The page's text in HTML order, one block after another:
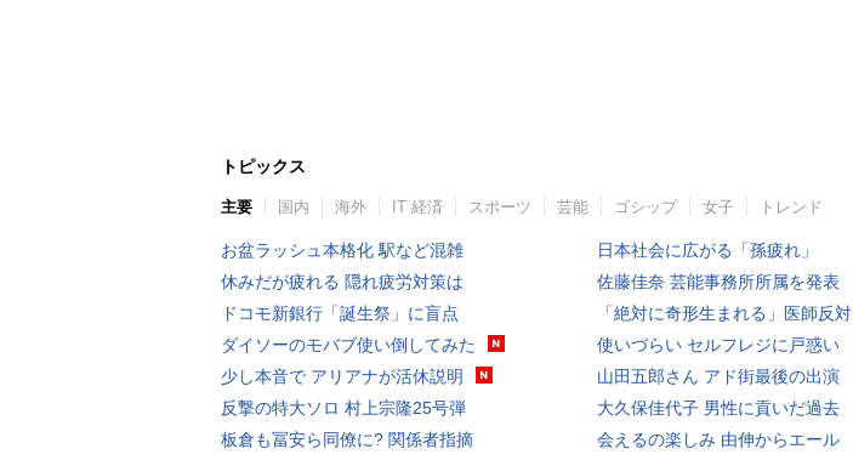
トピックス
主要 国内 海外 IT 経済 スポーツ 芸能 ゴシップ 女子 トレンド
お盆ラッシュ本格化 駅など混雑
休みだが疲れる 隠れ疲労対策は
ドコモ新銀行「誕生祭」に盲点
ダイソーのモバブ使い倒してみた
少し本音で アリアナが活休説明
反撃の特大ソロ 村上宗隆25号弾
板倉も冨安ら同僚に? 関係者指摘
日本社会に広がる「孫疲れ」
佐藤佳奈 芸能事務所所属を発表
「絶対に奇形生まれる」医師反対
使いづらい セルフレジに戸惑い
山田五郎さん アド街最後の出演
大久保佳代子 男性に貢いだ過去
会えるの楽しみ 由伸からエール